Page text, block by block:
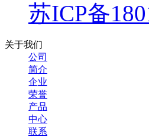
苏ICP备
关于我们
公司
简介
企业
荣誉
产品
中心
联系